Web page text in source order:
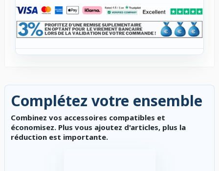
Complétez votre ensemble
Combinez vos accessoires compatibles et
économisez. Plus vous ajoutez d'articles, plus la
réduction est importante.